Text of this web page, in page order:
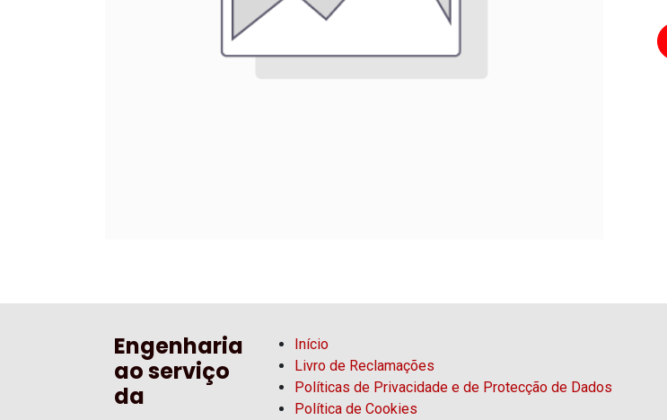
Engenharia
ao serviço
da
Início
Livro de Reclamações
Políticas de Privacidade e de Protecção de Dados
Política de Cookies